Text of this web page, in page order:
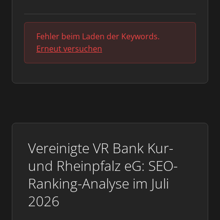
Vereinigte VR Bank Kur-
und Rheinpfalz eG: SEO-
Ranking-Analyse im Juli
2026
Fehler beim Laden der Keywords.
Erneut versuchen